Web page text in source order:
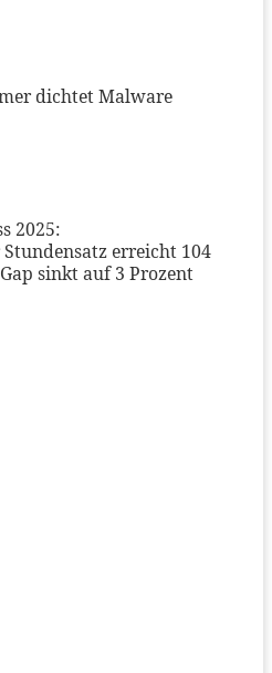
dichtet Malware
2025:
erreicht 104
sinkt auf 3 Prozent